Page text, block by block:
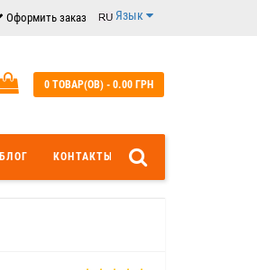
Оформить заказ Язык
0 ТОВАР(ОВ) - 0.00 ГРН
БЛОГ КОНТАКТЫ